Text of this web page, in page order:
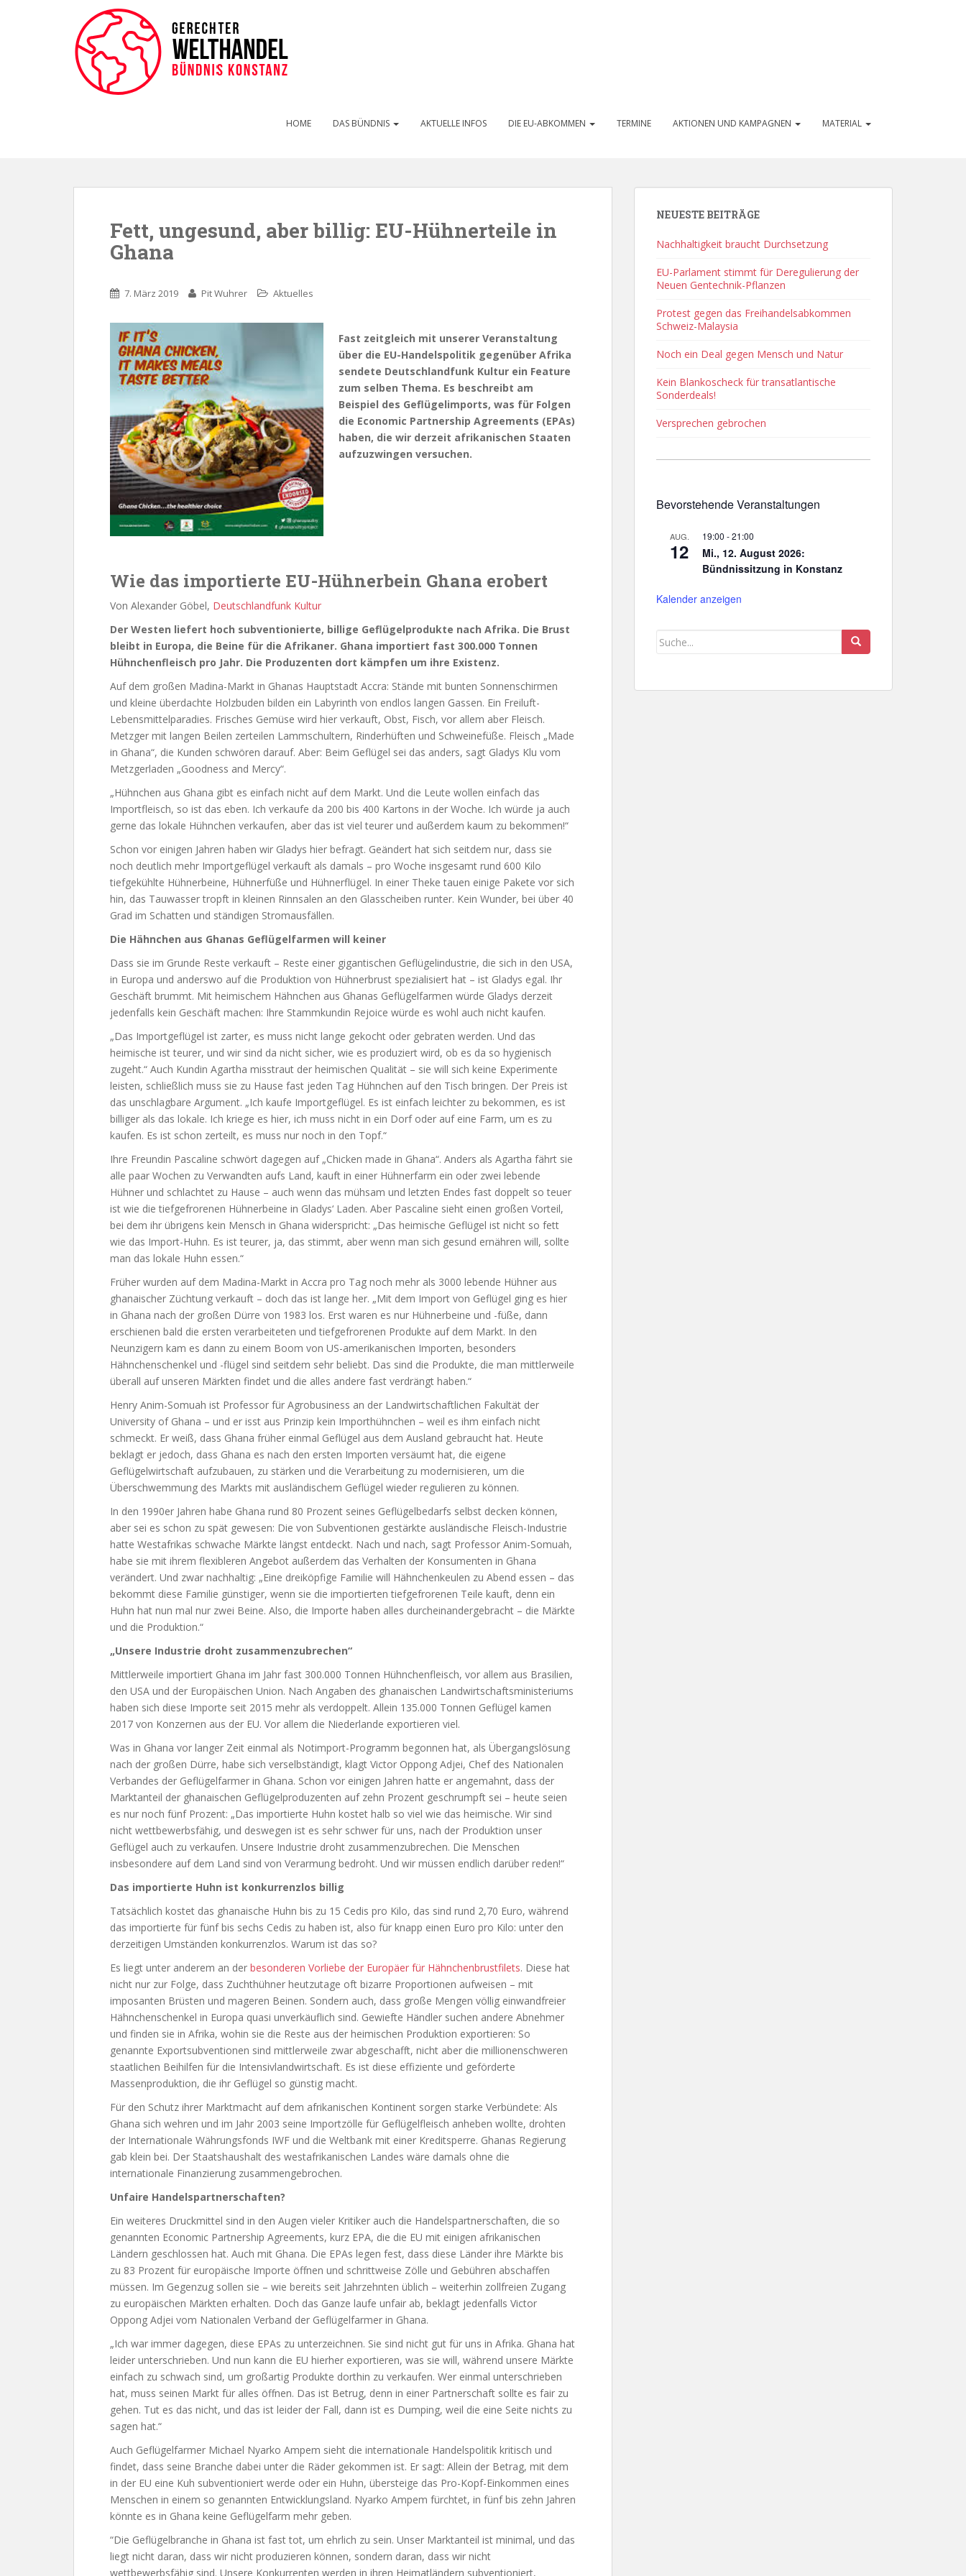
HOME DAS BÜNDNIS AKTUELLE INFOS DIE EU-ABKOMMEN TERMINE AKTIONEN UND KAMPAGNEN MATERIAL
Fett, ungesund, aber billig: EU-Hühnerteile in
Ghana
7. März 2019 Pit Wuhrer Aktuelles
Fast zeitgleich mit unserer Veranstaltung
über die EU-Handelspolitik gegenüber Afrika
sendete Deutschlandfunk Kultur ein Feature
zum selben Thema. Es beschreibt am
Beispiel des Geflügelimports, was für Folgen
die Economic Partnership Agreements (EPAs)
haben, die wir derzeit afrikanischen Staaten
aufzuzwingen versuchen.
Wie das importierte EU-Hühnerbein Ghana erobert
Von Alexander Göbel, Deutschlandfunk Kultur
Der Westen liefert hoch subventionierte, billige Geflügelprodukte nach Afrika. Die Brust
bleibt in Europa, die Beine für die Afrikaner. Ghana importiert fast 300.000 Tonnen
Hühnchenfleisch pro Jahr. Die Produzenten dort kämpfen um ihre Existenz.
Auf dem großen Madina-Markt in Ghanas Hauptstadt Accra: Stände mit bunten Sonnenschirmen
und kleine überdachte Holzbuden bilden ein Labyrinth von endlos langen Gassen. Ein Freiluft-
Lebensmittelparadies. Frisches Gemüse wird hier verkauft, Obst, Fisch, vor allem aber Fleisch.
Metzger mit langen Beilen zerteilen Lammschultern, Rinderhüften und Schweinefüße. Fleisch „Made
in Ghana“, die Kunden schwören darauf. Aber: Beim Geflügel sei das anders, sagt Gladys Klu vom
Metzgerladen „Goodness and Mercy“.
„Hühnchen aus Ghana gibt es einfach nicht auf dem Markt. Und die Leute wollen einfach das
Importfleisch, so ist das eben. Ich verkaufe da 200 bis 400 Kartons in der Woche. Ich würde ja auch
gerne das lokale Hühnchen verkaufen, aber das ist viel teurer und außerdem kaum zu bekommen!“
Schon vor einigen Jahren haben wir Gladys hier befragt. Geändert hat sich seitdem nur, dass sie
noch deutlich mehr Importgeflügel verkauft als damals – pro Woche insgesamt rund 600 Kilo
tiefgekühlte Hühnerbeine, Hühnerfüße und Hühnerflügel. In einer Theke tauen einige Pakete vor sich
hin, das Tauwasser tropft in kleinen Rinnsalen an den Glasscheiben runter. Kein Wunder, bei über 40
Grad im Schatten und ständigen Stromausfällen.
Die Hähnchen aus Ghanas Geflügelfarmen will keiner
Dass sie im Grunde Reste verkauft – Reste einer gigantischen Geflügelindustrie, die sich in den USA,
in Europa und anderswo auf die Produktion von Hühnerbrust spezialisiert hat – ist Gladys egal. Ihr
Geschäft brummt. Mit heimischem Hähnchen aus Ghanas Geflügelfarmen würde Gladys derzeit
jedenfalls kein Geschäft machen: Ihre Stammkundin Rejoice würde es wohl auch nicht kaufen.
„Das Importgeflügel ist zarter, es muss nicht lange gekocht oder gebraten werden. Und das
heimische ist teurer, und wir sind da nicht sicher, wie es produziert wird, ob es da so hygienisch
zugeht.“ Auch Kundin Agartha misstraut der heimischen Qualität – sie will sich keine Experimente
leisten, schließlich muss sie zu Hause fast jeden Tag Hühnchen auf den Tisch bringen. Der Preis ist
das unschlagbare Argument. „Ich kaufe Importgeflügel. Es ist einfach leichter zu bekommen, es ist
billiger als das lokale. Ich kriege es hier, ich muss nicht in ein Dorf oder auf eine Farm, um es zu
kaufen. Es ist schon zerteilt, es muss nur noch in den Topf.“
Ihre Freundin Pascaline schwört dagegen auf „Chicken made in Ghana“. Anders als Agartha fährt sie
alle paar Wochen zu Verwandten aufs Land, kauft in einer Hühnerfarm ein oder zwei lebende
Hühner und schlachtet zu Hause – auch wenn das mühsam und letzten Endes fast doppelt so teuer
ist wie die tiefgefrorenen Hühnerbeine in Gladys‘ Laden. Aber Pascaline sieht einen großen Vorteil,
bei dem ihr übrigens kein Mensch in Ghana widerspricht: „Das heimische Geflügel ist nicht so fett
wie das Import-Huhn. Es ist teurer, ja, das stimmt, aber wenn man sich gesund ernähren will, sollte
man das lokale Huhn essen.“
Früher wurden auf dem Madina-Markt in Accra pro Tag noch mehr als 3000 lebende Hühner aus
ghanaischer Züchtung verkauft – doch das ist lange her. „Mit dem Import von Geflügel ging es hier
in Ghana nach der großen Dürre von 1983 los. Erst waren es nur Hühnerbeine und -füße, dann
erschienen bald die ersten verarbeiteten und tiefgefrorenen Produkte auf dem Markt. In den
Neunzigern kam es dann zu einem Boom von US-amerikanischen Importen, besonders
Hähnchenschenkel und -flügel sind seitdem sehr beliebt. Das sind die Produkte, die man mittlerweile
überall auf unseren Märkten findet und die alles andere fast verdrängt haben.“
Henry Anim-Somuah ist Professor für Agrobusiness an der Landwirtschaftlichen Fakultät der
University of Ghana – und er isst aus Prinzip kein Importhühnchen – weil es ihm einfach nicht
schmeckt. Er weiß, dass Ghana früher einmal Geflügel aus dem Ausland gebraucht hat. Heute
beklagt er jedoch, dass Ghana es nach den ersten Importen versäumt hat, die eigene
Geflügelwirtschaft aufzubauen, zu stärken und die Verarbeitung zu modernisieren, um die
Überschwemmung des Markts mit ausländischem Geflügel wieder regulieren zu können.
In den 1990er Jahren habe Ghana rund 80 Prozent seines Geflügelbedarfs selbst decken können,
aber sei es schon zu spät gewesen: Die von Subventionen gestärkte ausländische Fleisch-Industrie
hatte Westafrikas schwache Märkte längst entdeckt. Nach und nach, sagt Professor Anim-Somuah,
habe sie mit ihrem flexibleren Angebot außerdem das Verhalten der Konsumenten in Ghana
verändert. Und zwar nachhaltig: „Eine dreiköpfige Familie will Hähnchenkeulen zu Abend essen – das
bekommt diese Familie günstiger, wenn sie die importierten tiefgefrorenen Teile kauft, denn ein
Huhn hat nun mal nur zwei Beine. Also, die Importe haben alles durcheinandergebracht – die Märkte
und die Produktion.“
„Unsere Industrie droht zusammenzubrechen“
Mittlerweile importiert Ghana im Jahr fast 300.000 Tonnen Hühnchenfleisch, vor allem aus Brasilien,
den USA und der Europäischen Union. Nach Angaben des ghanaischen Landwirtschaftsministeriums
haben sich diese Importe seit 2015 mehr als verdoppelt. Allein 135.000 Tonnen Geflügel kamen
2017 von Konzernen aus der EU. Vor allem die Niederlande exportieren viel.
Was in Ghana vor langer Zeit einmal als Notimport-Programm begonnen hat, als Übergangslösung
nach der großen Dürre, habe sich verselbständigt, klagt Victor Oppong Adjei, Chef des Nationalen
Verbandes der Geflügelfarmer in Ghana. Schon vor einigen Jahren hatte er angemahnt, dass der
Marktanteil der ghanaischen Geflügelproduzenten auf zehn Prozent geschrumpft sei – heute seien
es nur noch fünf Prozent: „Das importierte Huhn kostet halb so viel wie das heimische. Wir sind
nicht wettbewerbsfähig, und deswegen ist es sehr schwer für uns, nach der Produktion unser
Geflügel auch zu verkaufen. Unsere Industrie droht zusammenzubrechen. Die Menschen
insbesondere auf dem Land sind von Verarmung bedroht. Und wir müssen endlich darüber reden!“
Das importierte Huhn ist konkurrenzlos billig
Tatsächlich kostet das ghanaische Huhn bis zu 15 Cedis pro Kilo, das sind rund 2,70 Euro, während
das importierte für fünf bis sechs Cedis zu haben ist, also für knapp einen Euro pro Kilo: unter den
derzeitigen Umständen konkurrenzlos. Warum ist das so?
Es liegt unter anderem an der besonderen Vorliebe der Europäer für Hähnchenbrustfilets. Diese hat
nicht nur zur Folge, dass Zuchthühner heutzutage oft bizarre Proportionen aufweisen – mit
imposanten Brüsten und mageren Beinen. Sondern auch, dass große Mengen völlig einwandfreier
Hähnchenschenkel in Europa quasi unverkäuflich sind. Gewiefte Händler suchen andere Abnehmer
und finden sie in Afrika, wohin sie die Reste aus der heimischen Produktion exportieren: So
genannte Exportsubventionen sind mittlerweile zwar abgeschafft, nicht aber die millionenschweren
staatlichen Beihilfen für die Intensivlandwirtschaft. Es ist diese effiziente und geförderte
Massenproduktion, die ihr Geflügel so günstig macht.
Für den Schutz ihrer Marktmacht auf dem afrikanischen Kontinent sorgen starke Verbündete: Als
Ghana sich wehren und im Jahr 2003 seine Importzölle für Geflügelfleisch anheben wollte, drohten
der Internationale Währungsfonds IWF und die Weltbank mit einer Kreditsperre. Ghanas Regierung
gab klein bei. Der Staatshaushalt des westafrikanischen Landes wäre damals ohne die
internationale Finanzierung zusammengebrochen.
Unfaire Handelspartnerschaften?
Ein weiteres Druckmittel sind in den Augen vieler Kritiker auch die Handelspartnerschaften, die so
genannten Economic Partnership Agreements, kurz EPA, die die EU mit einigen afrikanischen
Ländern geschlossen hat. Auch mit Ghana. Die EPAs legen fest, dass diese Länder ihre Märkte bis
zu 83 Prozent für europäische Importe öffnen und schrittweise Zölle und Gebühren abschaffen
müssen. Im Gegenzug sollen sie – wie bereits seit Jahrzehnten üblich – weiterhin zollfreien Zugang
zu europäischen Märkten erhalten. Doch das Ganze laufe unfair ab, beklagt jedenfalls Victor
Oppong Adjei vom Nationalen Verband der Geflügelfarmer in Ghana.
„Ich war immer dagegen, diese EPAs zu unterzeichnen. Sie sind nicht gut für uns in Afrika. Ghana hat
leider unterschrieben. Und nun kann die EU hierher exportieren, was sie will, während unsere Märkte
einfach zu schwach sind, um großartig Produkte dorthin zu verkaufen. Wer einmal unterschrieben
hat, muss seinen Markt für alles öffnen. Das ist Betrug, denn in einer Partnerschaft sollte es fair zu
gehen. Tut es das nicht, und das ist leider der Fall, dann ist es Dumping, weil die eine Seite nichts zu
sagen hat.“
Auch Geflügelfarmer Michael Nyarko Ampem sieht die internationale Handelspolitik kritisch und
findet, dass seine Branche dabei unter die Räder gekommen ist. Er sagt: Allein der Betrag, mit dem
in der EU eine Kuh subventioniert werde oder ein Huhn, übersteige das Pro-Kopf-Einkommen eines
Menschen in einem so genannten Entwicklungsland. Nyarko Ampem fürchtet, in fünf bis zehn Jahren
könnte es in Ghana keine Geflügelfarm mehr geben.
“Die Geflügelbranche in Ghana ist fast tot, um ehrlich zu sein. Unser Marktanteil ist minimal, und das
liegt nicht daran, dass wir nicht produzieren können, sondern daran, dass wir nicht
wettbewerbsfähig sind. Unsere Konkurrenten werden in ihren Heimatländern subventioniert,
NEUESTE BEITRÄGE
Nachhaltigkeit braucht Durchsetzung
EU-Parlament stimmt für Deregulierung der
Neuen Gentechnik-Pflanzen
Protest gegen das Freihandelsabkommen
Schweiz-Malaysia
Noch ein Deal gegen Mensch und Natur
Kein Blankoscheck für transatlantische
Sonderdeals!
Versprechen gebrochen
Bevorstehende Veranstaltungen
AUG.
12
19:00 -21:00
Mi., 12. August 2026:
Bündnissitzung in Konstanz
Kalender anzeigen